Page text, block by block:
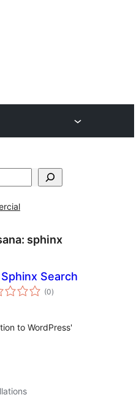
sphinx
Search
(0arvosanat
yhteensä
)
to WordPress'